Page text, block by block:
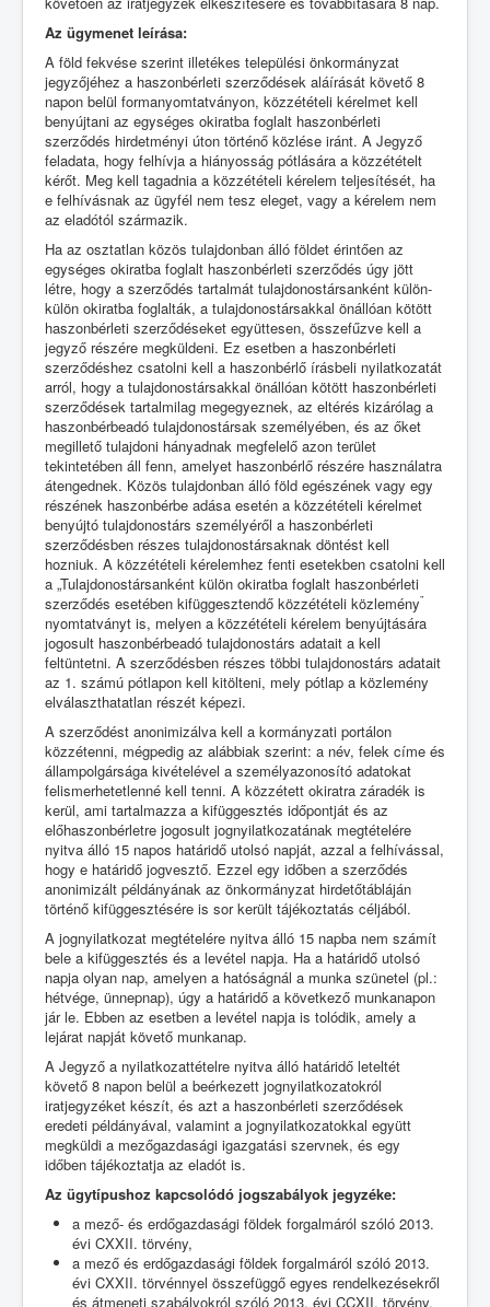
Az ügymenet leírása:
A föld fekvése szerint illetékes települési önkormányzat
jegyzőjéhez a haszonbérleti szerződések aláírását követő 8
napon belül formanyomtatványon, közzétételi kérelmet kell
benyújtani az egységes okiratba foglalt haszonbérleti
szerződés hirdetményi úton történő közlése iránt. A Jegyző
feladata, hogy felhívja a hiányosság pótlására a közzétételt
kérőt. Meg kell tagadnia a közzétételi kérelem teljesítését, ha
e felhívásnak az ügyfél nem tesz eleget, vagy a kérelem nem
az eladótól származik.
Ha az osztatlan közös tulajdonban álló földet érintően az
egységes okiratba foglalt haszonbérleti szerződés úgy jött
létre, hogy a szerződés tartalmát tulajdonostársanként külön-
külön okiratba foglalták, a tulajdonostársakkal önállóan kötött
haszonbérleti szerződéseket együttesen, összefűzve kell a
jegyző részére megküldeni. Ez esetben a haszonbérleti
szerződéshez csatolni kell a haszonbérlő írásbeli nyilatkozatát
arról, hogy a tulajdonostársakkal önállóan kötött haszonbérleti
szerződések tartalmilag megegyeznek, az eltérés kizárólag a
haszonbérbeadó tulajdonostársak személyében, és az őket
megillető tulajdoni hányadnak megfelelő azon terület
tekintetében áll fenn, amelyet haszonbérlő részére használatra
átengednek. Közös tulajdonban álló föld egészének vagy egy
részének haszonbérbe adása esetén a közzétételi kérelmet
benyújtó tulajdonostárs személyéről a haszonbérleti
szerződésben részes tulajdonostársaknak döntést kell
hozniuk. A közzétételi kérelemhez fenti esetekben csatolni kell
a „Tulajdonostársanként külön okiratba foglalt haszonbérleti
szerződés esetében kifüggesztendő közzétételi közlemény”
nyomtatványt is, melyen a közzétételi kérelem benyújtására
jogosult haszonbérbeadó tulajdonostárs adatait a kell
feltüntetni. A szerződésben részes többi tulajdonostárs adatait
az 1. számú pótlapon kell kitölteni, mely pótlap a közlemény
elválaszthatatlan részét képezi.
A szerződést anonimizálva kell a kormányzati portálon
közzétenni, mégpedig az alábbiak szerint: a név, felek címe és
állampolgársága kivételével a személyazonosító adatokat
felismerhetetlenné kell tenni. A közzétett okiratra záradék is
kerül, ami tartalmazza a kifüggesztés időpontját és az
előhaszonbérletre jogosult jognyilatkozatának megtételére
nyitva álló 15 napos határidő utolsó napját, azzal a felhívással,
hogy e határidő jogvesztő. Ezzel egy időben a szerződés
anonimizált példányának az önkormányzat hirdetőtábláján
történő kifüggesztésére is sor került tájékoztatás céljából.
A jognyilatkozat megtételére nyitva álló 15 napba nem számít
bele a kifüggesztés és a levétel napja. Ha a határidő utolsó
napja olyan nap, amelyen a hatóságnál a munka szünetel (pl.:
hétvége, ünnepnap), úgy a határidő a következő munkanapon
jár le. Ebben az esetben a levétel napja is tolódik, amely a
lejárat napját követő munkanap.
A Jegyző a nyilatkozattételre nyitva álló határidő leteltét
követő 8 napon belül a beérkezett jognyilatkozatokról
iratjegyzéket készít, és azt a haszonbérleti szerződések
eredeti példányával, valamint a jognyilatkozatokkal együtt
megküldi a mezőgazdasági igazgatási szervnek, és egy
időben tájékoztatja az eladót is.
Az ügytípushoz kapcsolódó jogszabályok jegyzéke:
a mező- és erdőgazdasági földek forgalmáról szóló 2013.
évi CXXII. törvény,
a mező és erdőgazdasági földek forgalmáról szóló 2013.
évi CXXII. törvénnyel összefüggő egyes rendelkezésekről
és átmeneti szabályokról szóló 2013. évi CCXII. törvény,